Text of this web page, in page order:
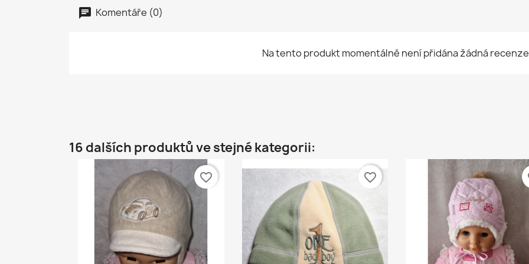
Komentáře (0)
Na tento produkt momentálně není přidána žádná
16 dalších produktů ve stejné kategorii:
favorite_border favorite_border